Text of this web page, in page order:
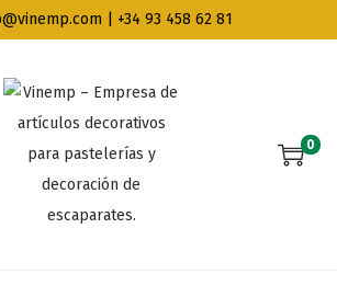
| +34 93 458 62 81
0